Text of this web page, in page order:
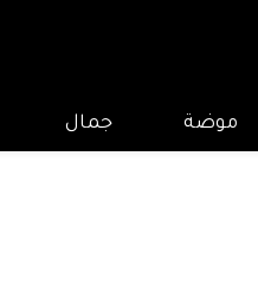
موضة جمال